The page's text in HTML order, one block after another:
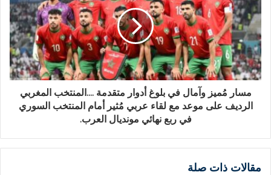
مسار مُميز وآمال في بلوغ أدوار متقدمة ....المنتخب المغربي
الرديف على موعد مع لقاء عربي مُثير أمام المنتخب السوري
في ربع نهائي مونديال العرب.
مقالات ذات صلة